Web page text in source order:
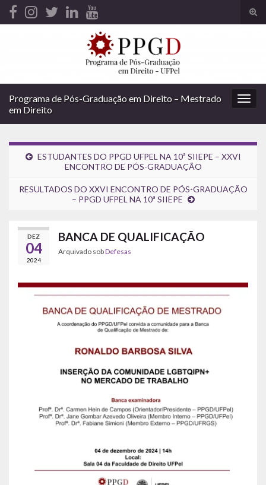
Search for:
Programa de Pós-Graduação em Direito – Mestrado
em Direito
ESTUDANTES DO PPGD UFPEL NA 10ª SIIEPE – XXVI
ENCONTRO DE PÓS-GRADUAÇÃO
RESULTADOS DO XXVI ENCONTRO DE PÓS-GRADUAÇÃO
– PPGD UFPEL NA 10ª SIIEPE
DEZ
04
2024
BANCA DE QUALIFICAÇÃO
Arquivado sobDefesas